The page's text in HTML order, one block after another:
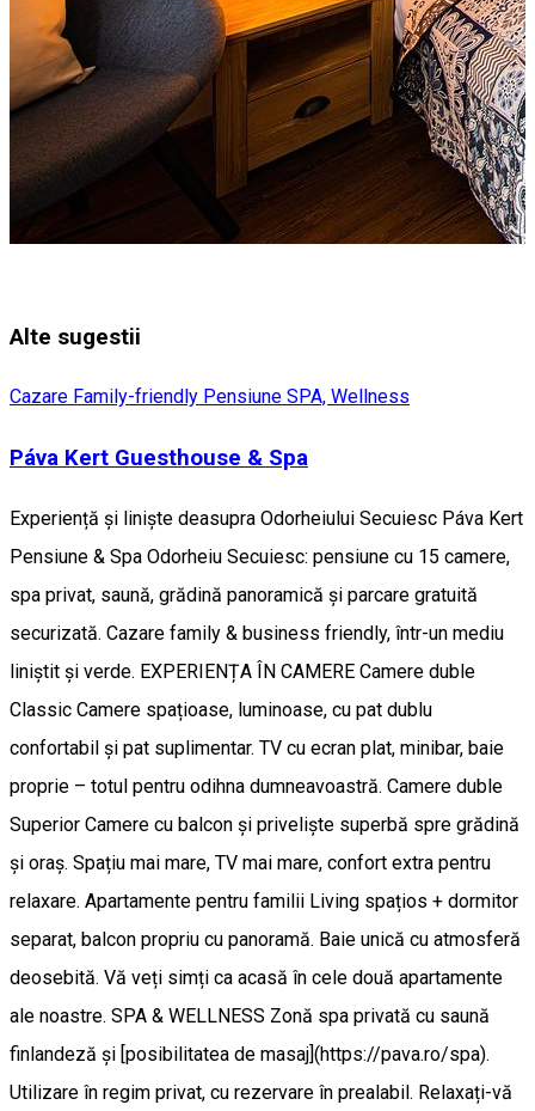
Alte sugestii
Cazare Family-friendly Pensiune SPA, Wellness
Páva Kert Guesthouse & Spa
Experiență și liniște deasupra Odorheiului Secuiesc Páva Kert
Pensiune & Spa Odorheiu Secuiesc: pensiune cu 15 camere,
spa privat, saună, grădină panoramică și parcare gratuită
securizată. Cazare family & business friendly, într-un mediu
liniștit și verde. EXPERIENȚA ÎN CAMERE Camere duble
Classic Camere spațioase, luminoase, cu pat dublu
confortabil și pat suplimentar. TV cu ecran plat, minibar, baie
proprie – totul pentru odihna dumneavoastră. Camere duble
Superior Camere cu balcon și priveliște superbă spre grădină
și oraș. Spațiu mai mare, TV mai mare, confort extra pentru
relaxare. Apartamente pentru familii Living spațios + dormitor
separat, balcon propriu cu panoramă. Baie unică cu atmosferă
deosebită. Vă veți simți ca acasă în cele două apartamente
ale noastre. SPA & WELLNESS Zonă spa privată cu saună
finlandeză și [posibilitatea de masaj](https://pava.ro/spa).
Utilizare în regim privat, cu rezervare în prealabil. Relaxați-vă